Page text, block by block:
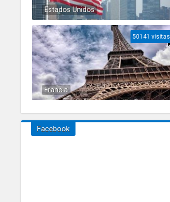
Estados Unidos
Francia
50141 visitas
Facebook